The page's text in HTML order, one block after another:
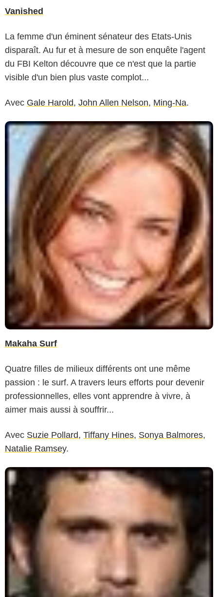
Vanished
La femme d'un éminent sénateur des Etats-Unis
disparaît. Au fur et à mesure de son enquête l'agent
du FBI Kelton découvre que ce n'est que la partie
visible d'un bien plus vaste complot...
Avec Gale Harold, John Allen Nelson, Ming-Na.
Makaha Surf
Quatre filles de milieux différents ont une même
passion : le surf. A travers leurs efforts pour devenir
professionnelles, elles vont apprendre à vivre, à
aimer mais aussi à souffrir...
Avec Suzie Pollard, Tiffany Hines, Sonya Balmores,
Natalie Ramsey.